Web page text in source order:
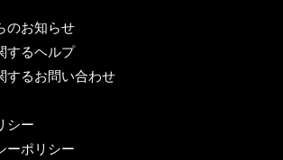
のお知らせ
するヘルプ
するお問い合わせ
シー
ーポリシー